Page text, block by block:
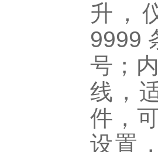
升，
9999
号；
线，
件，
设置